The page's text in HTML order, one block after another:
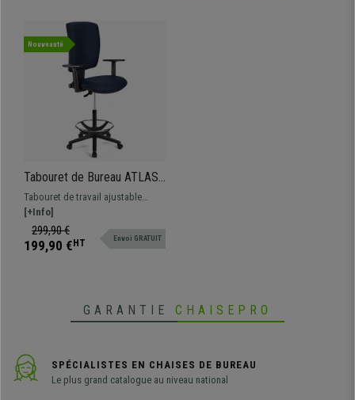
Nouveauté
Tabouret de Bureau ATLAS
PLUS CUIR, Dossier
Ajustable, Grand
Rembourrage, Bleu
Tabouret de travail ajustable
tapissé en cuir synthétique.
Robuste, résistante et
confortable. Adapté pour une
[+Info]
299,90 €
199,90 € HT Envoi GRATUIT
GARANTIE CHAISEPRO
SPÉCIALISTES EN CHAISES DE BUREAU
Le plus grand catalogue au niveau national